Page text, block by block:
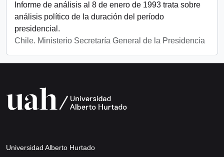
Informe de análisis al 8 de enero de 1993 trata sobre
análisis político de la duración del período
presidencial.
Chile. Ministerio Secretaría General de la Presidencia
Universidad Alberto Hurtado